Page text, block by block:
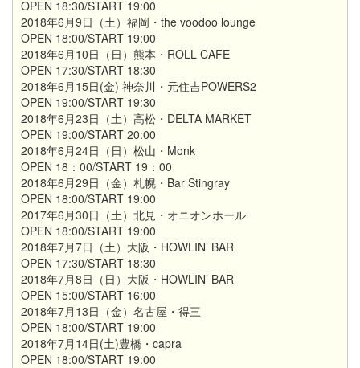
OPEN 18:30/START 19:00
2018年6月9日（土）福岡・the voodoo lounge
OPEN 18:00/START 19:00
2018年6月10日（日）熊本・ROLL CAFE
OPEN 17:30/START 18:30
2018年6月15日(金) 神奈川・元住吉POWERS2
OPEN 19:00/START 19:30
2018年6月23日（土）高松・DELTA MARKET
OPEN 19:00/START 20:00
2018年6月24日（日）松山・Monk
OPEN 18：00/START 19：00
2018年6月29日（金）札幌・Bar Stingray
OPEN 18:00/START 19:00
2017年6月30日（土）北見・オニオンホール
OPEN 18:00/START 19:00
2018年7月7日（土）大阪・HOWLIN’ BAR
OPEN 17:30/START 18:30
2018年7月8日（日）大阪・HOWLIN’ BAR
OPEN 15:00/START 16:00
2018年7月13日（金）名古屋・得三
OPEN 18:00/START 19:00
2018年7月14日(土)豊橋・capra
OPEN 18:00/START 19:00